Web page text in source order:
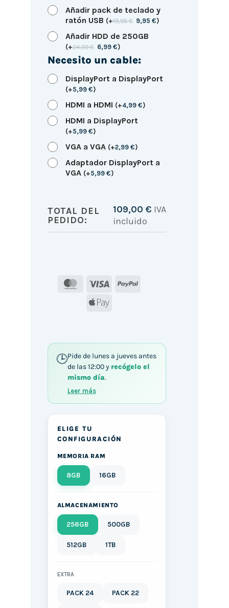
Añadir pack de teclado y
ratón USB (+19,95€ 9,95€)
Añadir HDD de 250GB
(+24,99€ 6,99€)
Necesito un cable:
DisplayPort a DisplayPort
(+5,99 €)
HDMI a HDMI (+4,99 €)
HDMI a DisplayPort
(+5,99 €)
VGA a VGA (+2,99 €)
Adaptador DisplayPort a
VGA (+5,99 €)
TOTAL DEL
PEDIDO:
109,00 € IVA
incluido
MasterCard
Visa
PayPal
Apple
Pide de lunes a jueves antes
de las 12:00 y recógelo el
mismo día.
Leer más
ELIGE TU
CONFIGURACIÓN
MEMORIA RAM
8GB 16GB
ALMACENAMIENTO
256GB 500GB
512GB 1TB
EXTRA
PACK 24 PACK 22